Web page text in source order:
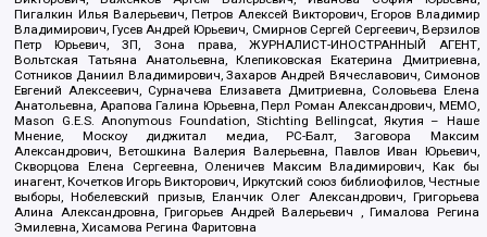
Пигалкин Илья Валерьевич, Петров Алексей Викторович, Егоров Владимир
Владимирович, Гусев Андрей Юрьевич, Смирнов Сергей Сергеевич, Верзилов
Петр Юрьевич, ЗП, Зона права, ЖУРНАЛИСТ-ИНОСТРАННЫЙ АГЕНТ,
Вольтская Татьяна Анатольевна, Клепиковская Екатерина Дмитриевна,
Сотников Даниил Владимирович, Захаров Андрей Вячеславович, Симонов
Евгений Алексеевич, Сурначева Елизавета Дмитриевна, Соловьева Елена
Анатольевна, Арапова Галина Юрьевна, Перл Роман Александрович, МЕМО,
Mason G.E.S. Anonymous Foundation, Stichting Bellingcat, Якутия – Наше
Мнение, Москоу диджитал медиа, РС-Балт, Заговора Максим
Александрович, Ветошкина Валерия Валерьевна, Павлов Иван Юрьевич,
Скворцова Елена Сергеевна, Оленичев Максим Владимирович, Как бы
инагент, Кочетков Игорь Викторович, Иркутский союз библиофилов, Честные
выборы, Нобелевский призыв, Еланчик Олег Александрович, Григорьева
Алина Александровна, Григорьев Андрей Валерьевич , Гималова Регина
Эмилевна, Хисамова Регина Фаритовна